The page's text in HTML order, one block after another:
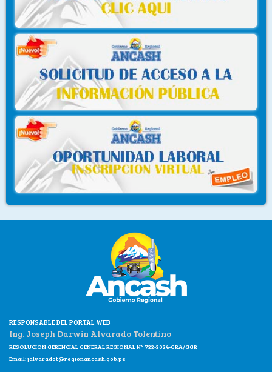
RESPONSABLE DEL PORTAL WEB
Ing. Joseph Darwin Alvarado Tolentino
RESOLUCION GERENCIAL GENERAL REGIONAL N° 722-2024-GRA/GGR
Email:jalvaradot@regionancash.gob.pe